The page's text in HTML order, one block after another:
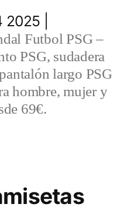
|
Futbol PSG –
PSG, sudadera
largo PSG
hombre, mujer y
69€.